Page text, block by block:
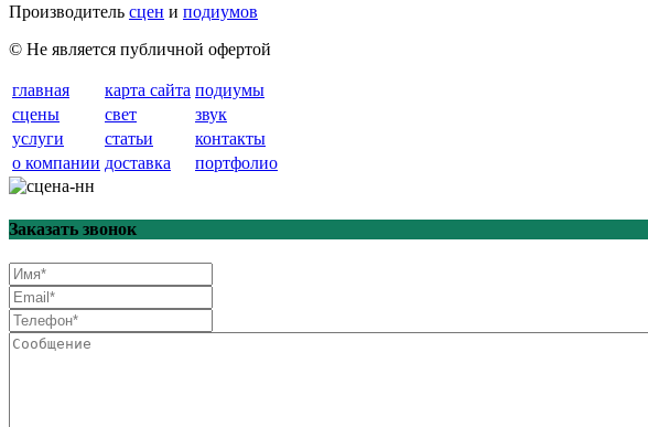
Производитель сцен и подиумов
© Не является публичной офертой
главная карта сайта подиумы
сцены
свет
звук
услуги
статьи
контакты
о компании доставка портфолио
Заказать звонок